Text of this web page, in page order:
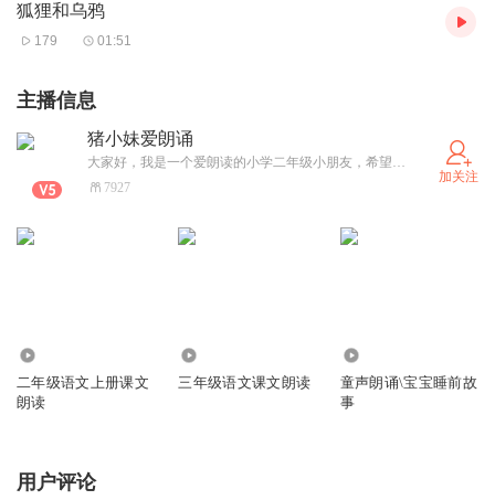
狐狸和乌鸦
179 01:51
主播信息
猪小妹爱朗诵
大家好，我是一个爱朗读的小学二年级小朋友，希望能认识更多的朋友，大家一起坚持朗读！欢迎小朋友们给我留言，大家一起交流！
7927
加关注
二年级语文上册课文
朗读
三年级语文课文朗读
童声朗诵\宝宝睡前故
事
用户评论